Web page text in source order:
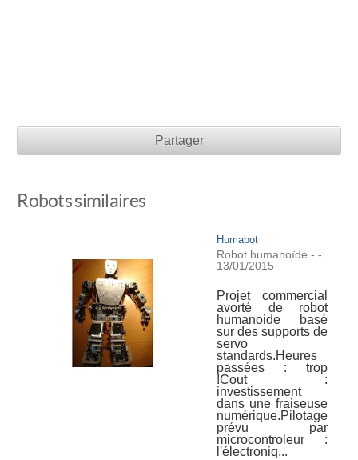
Partager
Robots similaires
Humabot
Robot humanoïde --
13/01/2015
Projet commercial
avorté de robot
humanoide basé
sur des supports de
servo
standards.Heures
passées : trop
!Cout :
investissement
dans une fraiseuse
numérique.Pilotage
prévu par
microcontroleur :
l'électroniq...